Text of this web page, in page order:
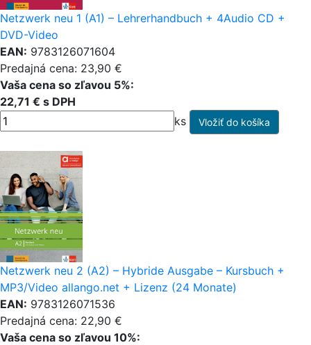
Netzwerk neu 1 (A1) – Lehrerhandbuch + 4Audio CD +
DVD-Video
EAN: 9783126071604
Predajná cena: 23,90 €
Vaša cena so zľavou 5%:
22,71 € s DPH
ks
Netzwerk neu 2 (A2) – Hybride Ausgabe – Kursbuch +
MP3/Video allango.net + Lizenz (24 Monate)
EAN: 9783126071536
Predajná cena: 22,90 €
Vaša cena so zľavou 10%: